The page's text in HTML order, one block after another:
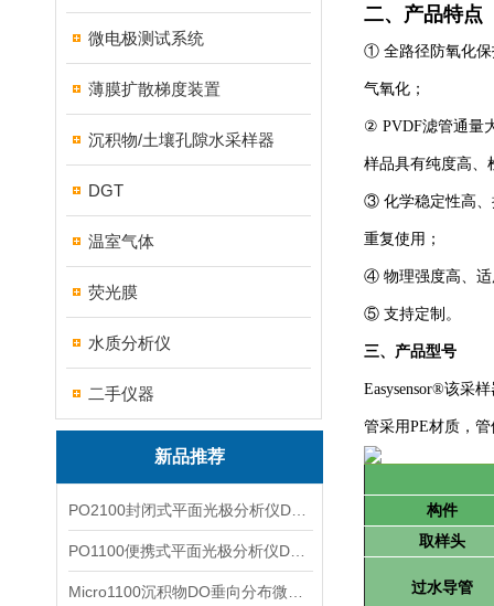
微电极测试系统
薄膜扩散梯度装置
沉积物/土壤孔隙水采样器
DGT
温室气体
荧光膜
水质分析仪
二手仪器
新品推荐
二、产品特点
① 全路径防氧化保
气氧化；
② PVDF滤管通量
样品具有纯度高、
③ 化学稳定性高、
重复使用 ；
④ 物理强度高、适
⑤ 支持定制。
三、产品型号
Easysensor®该采
管采用PE材质，
构件
取样头
过水导管